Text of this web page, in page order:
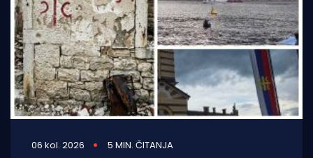
06 kol. 2026 5 MIN. ČITANJA